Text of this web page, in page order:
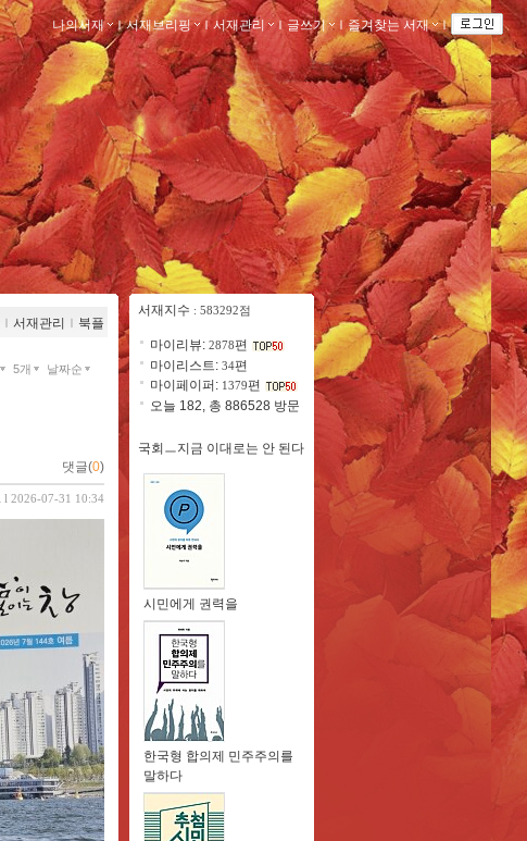
나의서재 ｌ서재브리핑 ｌ 서재관리 ｌ글쓰기 ｌ즐겨찾는 서재 ｌ
ｌ 서재관리 ｌ 북플
5개 날짜순
댓글(0)
l 2026-07-31 10:34
서재지수 : 583292점
마이리뷰: 2878편
마이리스트: 34편
마이페이퍼: 1379편
오늘 182, 총 886528 방문
국회ㅡ지금 이대로는 안 된다
시민에게 권력을
한국형 합의제 민주주의를
말하다